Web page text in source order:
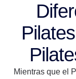
Mientras que el